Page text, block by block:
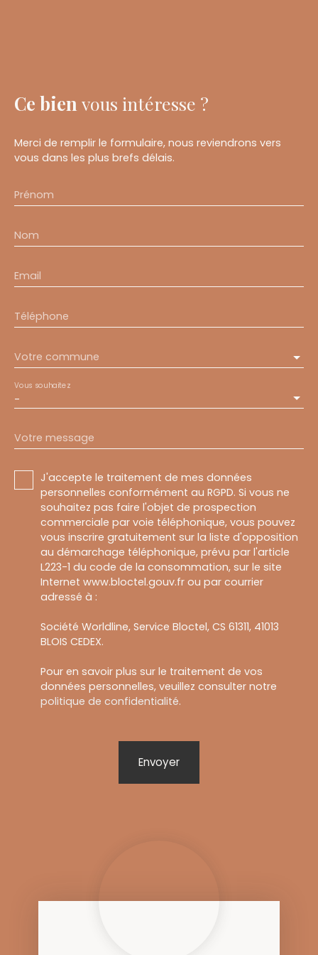
Ce bien vous intéresse ?
Merci de remplir le formulaire, nous reviendrons vers
vous dans les plus brefs délais.
Prénom
Nom
Email
Téléphone
Votre commune
-
Vous souhaitez
Votre message
J'accepte le traitement de mes données
personnelles conformément au RGPD. Si vous ne
souhaitez pas faire l'objet de prospection
commerciale par voie téléphonique, vous pouvez
vous inscrire gratuitement sur la liste d'opposition
au démarchage téléphonique, prévu par l'article
L223-1 du code de la consommation, sur le site
Internet www.bloctel.gouv.fr ou par courrier
adressé à :
Société Worldline, Service Bloctel, CS 61311, 41013
BLOIS CEDEX.
Pour en savoir plus sur le traitement de vos
données personnelles, veuillez consulter notre
politique de confidentialité.
Envoyer